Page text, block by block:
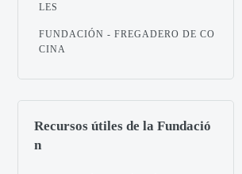
LES
FUNDACIÓN - FREGADERO DE CO
CINA
Recursos útiles de la Fundació
n